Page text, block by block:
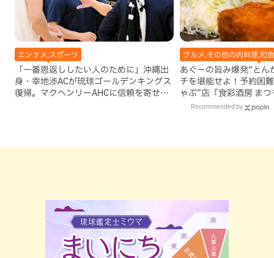
エンタメ,スポーツ
「一番恩返ししたい人のために」沖縄出
身・幸地渉ACが琉球ゴールデンキングス
復帰。マクヘンリーAHCに信頼を寄せる
グルメ,その他の肉料理,和
あぐーの旨み爆発“とん
チを堪能せよ！予約困
ゃぶ”店『食彩酒房 ま
でオープン（那覇市）
Recommended by